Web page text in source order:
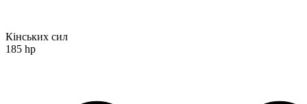
Кінських сил
185 hp